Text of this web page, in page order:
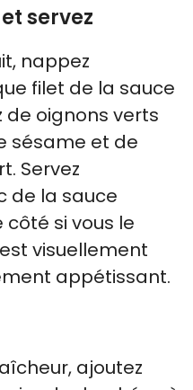
servez
nappez
filet de la sauce
de oignons verts
sésame et de
Servez
de la sauce
si vous le
visuellement
appétissant.
ajoutez